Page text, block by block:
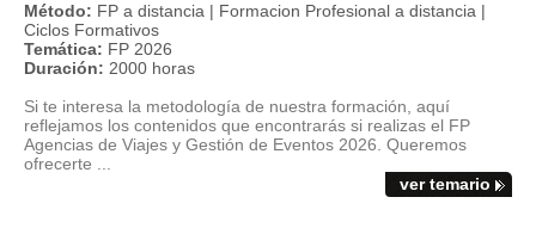
Método: FP a distancia | Formacion Profesional a distancia |
Ciclos Formativos
Temática: FP 2026
Duración: 2000 horas
Si te interesa la metodología de nuestra formación, aquí
reflejamos los contenidos que encontrarás si realizas el FP
Agencias de Viajes y Gestión de Eventos 2026. Queremos
ofrecerte ...
ver temario